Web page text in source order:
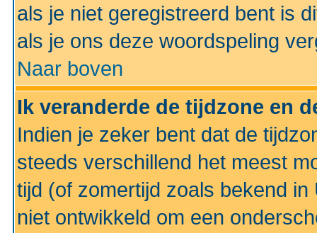
als je niet geregistreerd bent is
als je ons deze woordspeling
Naar boven
Ik veranderde de tijdzone en
Indien je zeker bent dat de
steeds verschillend het meest
tijd (of zomertijd zoals bekend
niet ontwikkeld om een